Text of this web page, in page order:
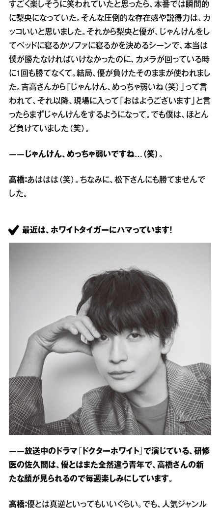
すごく楽しそうに笑われていたと思ったら、本番では瞬間的
に梨央になっていた。そんな圧倒的な存在感や説得力は、カ
ッコいいと思いました。それから梨央と優が、じゃんけんをし
てベッドに寝るかソファに寝るかを決めるシーンで、本当は
僕が勝たなければいけなかったのに、カメラが回っている時
に1回も勝てなくて。結局、優が負けたそのままが使われまし
た。吉高さんから「じゃんけん、めっちゃ弱いね（笑）」って言
われて、それ以降、現場に入って「おはようございます」と言
ったらまずじゃんけんをするようになって。でも僕は、ほとん
ど負けていました（笑）。
――じゃんけん、めっちゃ弱いですね…（笑）。
高橋：あははは（笑）。ちなみに、松下さんにも勝てませんで
した。
最近は、ホワイトタイガーにハマっています！
――放送中のドラマ『ドクターホワイト』で演じている、研修
医の佐久間は、優とはまた全然違う青年で、高橋さんの新
たな顔が見られるので毎週楽しみにしています。
高橋：優とは真逆といってもいいぐらい。でも、人気ジャンル